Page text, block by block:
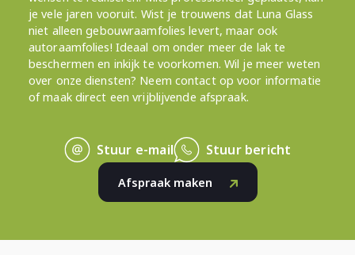
je vele jaren vooruit. Wist je trouwens dat Luna Glass
niet alleen gebouwraamfolies levert, maar ook
autoraamfolies! Ideaal om onder meer de lak te
beschermen en inkijk te voorkomen. Wil je meer weten
over onze diensten? Neem contact op voor informatie
of maak direct een vrijblijvende afspraak.
Stuur e-mail Stuur bericht
Afspraak maken